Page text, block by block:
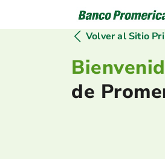
Volver al Sitio
de